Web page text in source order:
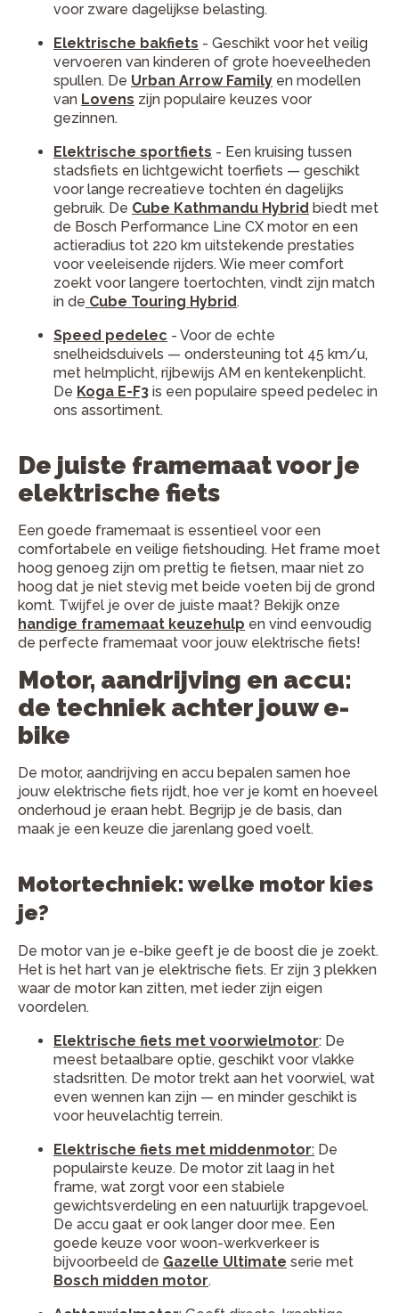
voor zware dagelijkse belasting.
Elektrische bakfiets - Geschikt voor het veilig
vervoeren van kinderen of grote hoeveelheden
spullen. De Urban Arrow Family en modellen
van Lovens zijn populaire keuzes voor
gezinnen.
Elektrische sportfiets - Een kruising tussen
stadsfiets en lichtgewicht toerfiets — geschikt
voor lange recreatieve tochten én dagelijks
gebruik. De Cube Kathmandu Hybrid biedt met
de Bosch Performance Line CX motor en een
actieradius tot 220 km uitstekende prestaties
voor veeleisende rijders. Wie meer comfort
zoekt voor langere toertochten, vindt zijn match
in de Cube Touring Hybrid.
Speed pedelec - Voor de echte
snelheidsduivels — ondersteuning tot 45 km/u,
met helmplicht, rijbewijs AM en kentekenplicht.
De Koga E-F3 is een populaire speed pedelec in
ons assortiment.
De juiste framemaat voor je
elektrische fiets
Een goede framemaat is essentieel voor een
comfortabele en veilige fietshouding. Het frame moet
hoog genoeg zijn om prettig te fietsen, maar niet zo
hoog dat je niet stevig met beide voeten bij de grond
komt. Twijfel je over de juiste maat? Bekijk onze
handige framemaat keuzehulp en vind eenvoudig
de perfecte framemaat voor jouw elektrische fiets!
Motor, aandrijving en accu:
de techniek achter jouw e-
bike
De motor, aandrijving en accu bepalen samen hoe
jouw elektrische fiets rijdt, hoe ver je komt en hoeveel
onderhoud je eraan hebt. Begrijp je de basis, dan
maak je een keuze die jarenlang goed voelt.
Motortechniek: welke motor kies
je?
De motor van je e-bike geeft je de boost die je zoekt.
Het is het hart van je elektrische fiets. Er zijn 3 plekken
waar de motor kan zitten, met ieder zijn eigen
voordelen.
Elektrische fiets met voorwielmotor: De
meest betaalbare optie, geschikt voor vlakke
stadsritten. De motor trekt aan het voorwiel, wat
even wennen kan zijn — en minder geschikt is
voor heuvelachtig terrein.
Elektrische fiets met middenmotor: De
populairste keuze. De motor zit laag in het
frame, wat zorgt voor een stabiele
gewichtsverdeling en een natuurlijk trapgevoel.
De accu gaat er ook langer door mee. Een
goede keuze voor woon-werkverkeer is
bijvoorbeeld de Gazelle Ultimate serie met
Bosch midden motor.